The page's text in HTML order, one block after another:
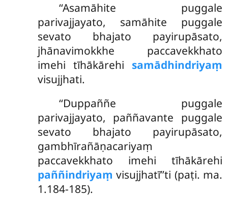
‘‘Asamāhite puggale
parivajjayato, samāhite puggale
sevato bhajato payirupāsato,
jhānavimokkhe paccavekkhato
imehi tīhākārehi samādhindriyaṃ
visujjhati.
‘‘Duppaññe puggale
parivajjayato, paññavante puggale
sevato bhajato payirupāsato,
gambhīrañāṇacariyaṃ
paccavekkhato imehi tīhākārehi
paññindriyaṃ visujjhatī’’ti (paṭi. ma.
1.184-185).